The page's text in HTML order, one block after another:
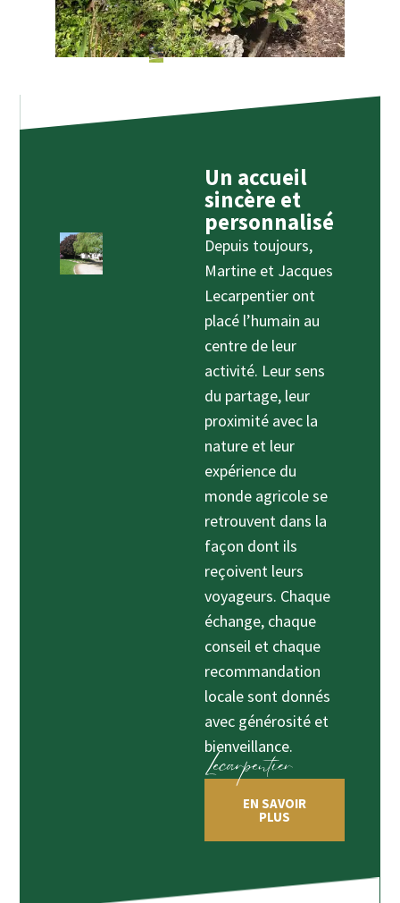
Un accueil
sincère et
personnalisé
Depuis toujours,
Martine et Jacques
Lecarpentier ont
placé l’humain au
centre de leur
activité. Leur sens
du partage, leur
proximité avec la
nature et leur
expérience du
monde agricole se
retrouvent dans la
façon dont ils
reçoivent leurs
voyageurs. Chaque
échange, chaque
conseil et chaque
recommandation
locale sont donnés
avec générosité et
bienveillance.
EN SAVOIR
PLUS